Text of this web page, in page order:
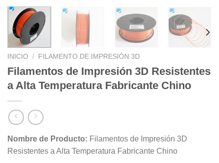
INICIO / FILAMENTO DE IMPRESIÓN 3D
Filamentos de Impresión 3D Resistentes
a Alta Temperatura Fabricante Chino
Nombre de Producto: Filamentos de Impresión 3D
Resistentes a Alta Temperatura Fabricante Chino